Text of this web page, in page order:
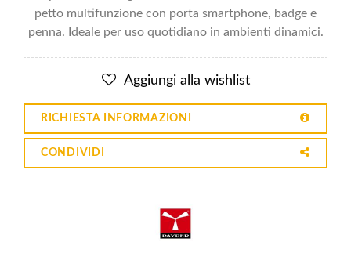
petto multifunzione con porta smartphone, badge e
penna. Ideale per uso quotidiano in ambienti dinamici.
Aggiungi alla wishlist
RICHIESTA INFORMAZIONI
CONDIVIDI